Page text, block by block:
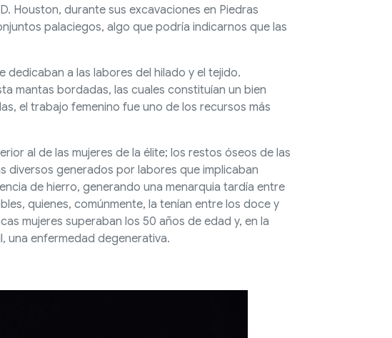
Houston, durante sus excavaciones en Piedras
palaciegos, algo que podría indicarnos que las
dedicaban a las labores del hilado y el tejido.
mantas bordadas, las cuales constituían un bien
el trabajo femenino fue uno de los recursos más
al de las mujeres de la élite; los restos óseos de las
diversos generados por labores que implicaban
de hierro, generando una menarquia tardía entre
quienes, comúnmente, la tenían entre los doce y
mujeres superaban los 50 años de edad y, en la
una enfermedad degenerativa.